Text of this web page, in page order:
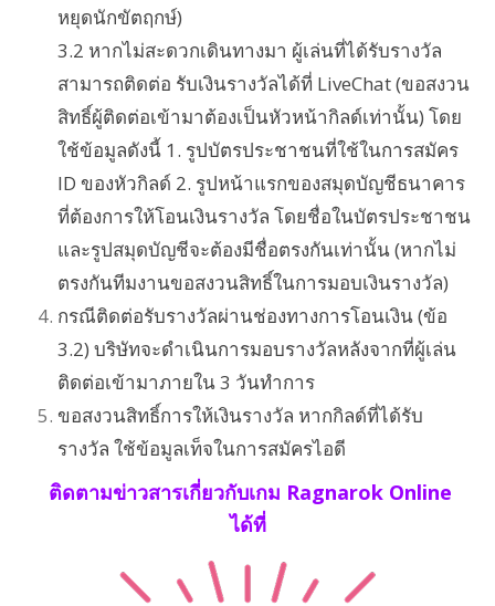
หยุดนักขัตฤกษ์)
3.2 หากไม่สะดวกเดินทางมา ผู้เล่นที่ได้รับรางวัล
สามารถติดต่อ รับเงินรางวัลได้ที่ LiveChat (ขอสงวน
สิทธิ์ผู้ติดต่อเข้ามาต้องเป็นหัวหน้ากิลด์เท่านั้น) โดย
ใช้ข้อมูลดังนี้ 1. รูปบัตรประชาชนที่ใช้ในการสมัคร
ID ของหัวกิลด์ 2. รูปหน้าแรกของสมุดบัญชีธนาคาร
ที่ต้องการให้โอนเงินรางวัล โดยชื่อในบัตรประชาชน
และรูปสมุดบัญชีจะต้องมีชื่อตรงกันเท่านั้น (หากไม่
ตรงกันทีมงานขอสงวนสิทธิ์ในการมอบเงินรางวัล)
กรณีติดต่อรับรางวัลผ่านช่องทางการโอนเงิน (ข้อ
3.2) บริษัทจะดำเนินการมอบรางวัลหลังจากที่ผู้เล่น
ติดต่อเข้ามาภายใน 3 วันทำการ
ขอสงวนสิทธิ์การให้เงินรางวัล หากกิลด์ที่ได้รับ
รางวัล ใช้ข้อมูลเท็จในการสมัครไอดี
ติดตามข่าวสารเกี่ยวกับเกม Ragnarok Online
ได้ที่